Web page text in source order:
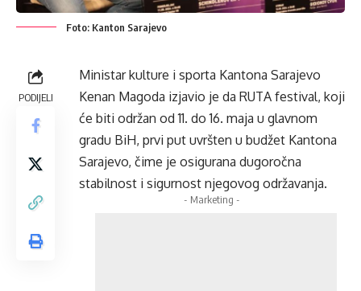
Foto: Kanton Sarajevo
PODIJELI
Ministar kulture i sporta Kantona Sarajevo
Kenan Magoda izjavio je da RUTA festival, koji
će biti održan od 11. do 16. maja u glavnom
gradu BiH, prvi put uvršten u budžet Kantona
Sarajevo, čime je osigurana dugoročna
stabilnost i sigurnost njegovog održavanja.
- Marketing -